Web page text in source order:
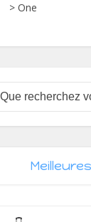
> One